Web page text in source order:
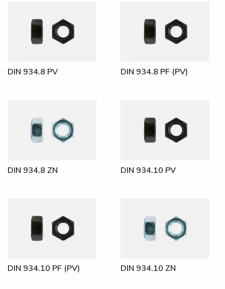
DIN 934.8 PV DIN 934.8 PF (PV)
DIN 934.8 ZN DIN 934.10 PV
DIN 934.10 PF (PV) DIN 934.10 ZN